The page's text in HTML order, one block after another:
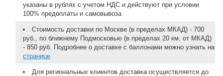
указаны в рублях с учетом НДС и действуют при условии
100% предоплаты и самовывоза
Стоимость доставки по Москве (в пределах МКАД) - 700
руб., по ближнему Подмосковью (в пределах 20 км. от МКАД)
- 850 руб. Подробнее о доставке с баллонами можно узнать на
странице
Для региональных клиентов доставка осуществляется до